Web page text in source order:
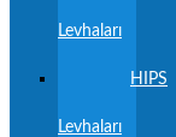
Levhaları
HIPS
Levhaları